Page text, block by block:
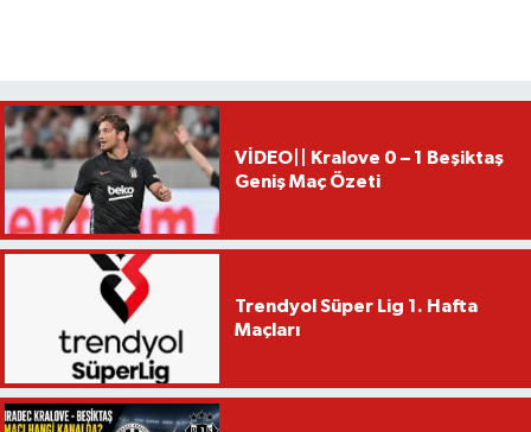
VİDEO|| Kralove 0 – 1 Beşiktaş
Geniş Maç Özeti
Trendyol Süper Lig 1. Hafta
Maçları